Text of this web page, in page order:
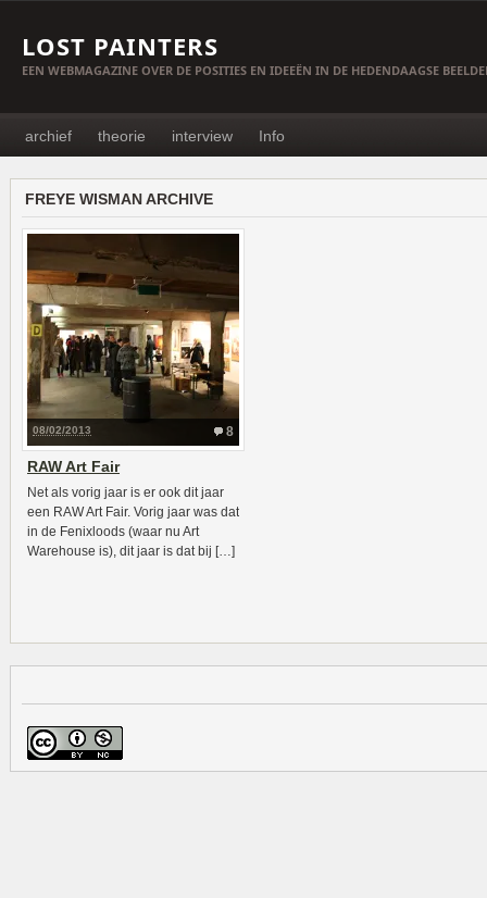
LOST PAINTERS
EEN WEBMAGAZINE OVER DE POSITIES EN IDEEËN IN DE HEDENDAAGSE
archief theorie interview Info
FREYE WISMAN ARCHIVE
8
08/02/2013
RAW Art Fair
Net als vorig jaar is er ook dit jaar
een RAW Art Fair. Vorig jaar was dat
in de Fenixloods (waar nu Art
Warehouse is), dit jaar is dat bij […]